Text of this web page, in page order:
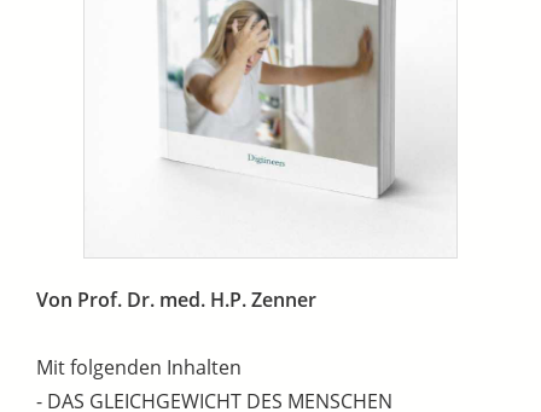
Von Prof. Dr. med. H.P. Zenner
Mit folgenden Inhalten
- DAS GLEICHGEWICHT DES MENSCHEN